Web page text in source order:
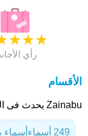
★
★
★
رأي
الأقسام
Zainabu يحدث فى الفئات التالية
أسماء 249 أسماء